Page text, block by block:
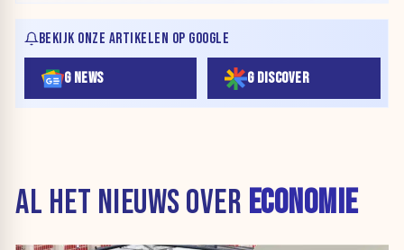
BEKIJK ONZE ARTIKELEN OP GOOGLE
G NEWS G DISCOVER
AL HET NIEUWS OVER ECONOMIE